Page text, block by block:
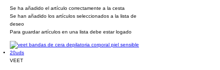
Se ha añadido el artículo correctamente a la cesta
Se han añadido los artículos seleccionados a la lista de
deseo
Para guardar artículos en una lista debe estar logado
VEET